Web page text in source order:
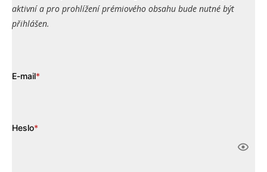
aktivní a pro prohlížení prémiového obsahu bude nutné být
přihlášen.
E-mail*
Heslo*